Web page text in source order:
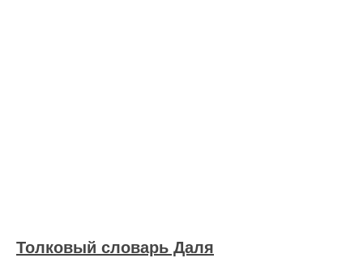
Толковый словарь Даля